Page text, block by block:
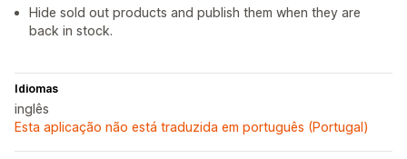
Hide sold out products and publish them when they are
back in stock.
Idiomas
inglês
Esta aplicação não está traduzida em português (Portugal)